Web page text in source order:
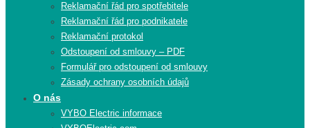
Reklamační řád pro spotřebitele
Reklamační řád pro podnikatele
Reklamační protokol
Odstoupení od smlouvy – PDF
Formulář pro odstoupení od smlouvy
Zásady ochrany osobních údajů
O nás
VYBO Electric informace